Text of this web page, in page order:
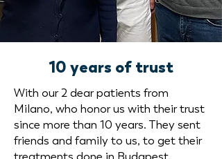
10 years of trust
With our 2 dear patients from
Milano, who honor us with their trust
since more than 10 years. They sent
friends and family to us, to get their
treatments done in Budapest.